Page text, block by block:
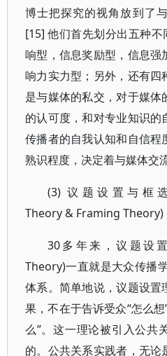
博士把探究的视角放到了
[15] 他们首先划分出五种不
响型，信息奖励型，信息
响力实力型；另外，还有四
是与媒体的私交，对于媒
的认可度，和对专业知识的
传播者的自我认知和自信程
熟识程度，决定着与媒体交
(3) 议题设置与框
Theory & Framing Theory)
30多年来，议题设
Theory)一直就是大众传播
体系。简单地说，议题设置
果，不在于告诉受众“怎么
么”。这一理论被引入公共
的。公共关系实践者，无